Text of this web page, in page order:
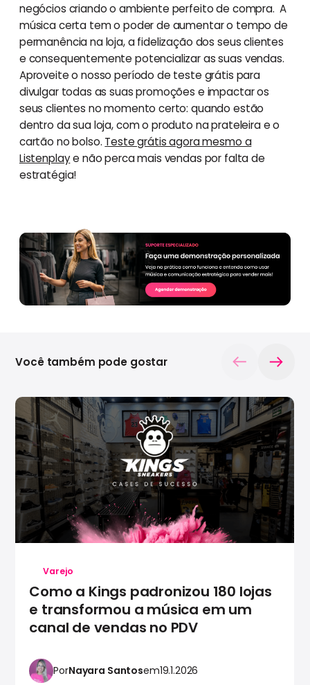
negócios criando o ambiente perfeito de compra. A
música certa tem o poder de aumentar o tempo de
permanência na loja, a fidelização dos seus clientes
e consequentemente potencializar as suas vendas.
Aproveite o nosso período de teste grátis para
divulgar todas as suas promoções e impactar os
seus clientes no momento certo: quando estão
dentro da sua loja, com o produto na prateleira e o
cartão no bolso. Teste grátis agora mesmo a
Listenplaye não perca mais vendas por falta de
estratégia!
Varejo
Como a Kings padronizou 180 lojas
e transformou a música em um
canal de vendas no PDV
PorNayara Santosem19.1.2026
Você também pode gostar